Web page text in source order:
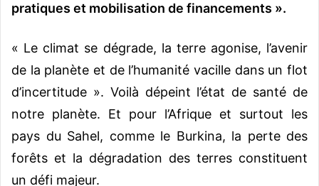
pratiques et mobilisation de financements ».
« Le climat se dégrade, la terre agonise, l’avenir
de la planète et de l’humanité vacille dans un flot
d’incertitude ». Voilà dépeint l’état de santé de
notre planète. Et pour l’Afrique et surtout les
pays du Sahel, comme le Burkina, la perte des
forêts et la dégradation des terres constituent
un défi majeur.